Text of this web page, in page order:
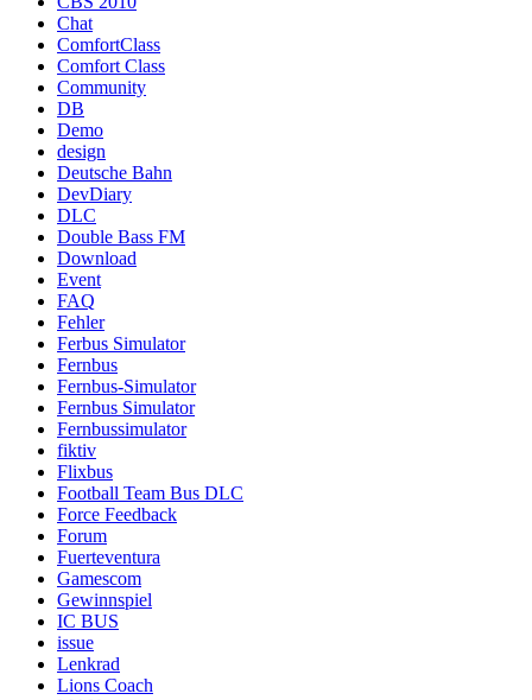
Chat
ComfortClass
Comfort Class
Community
DB
Demo
design
Deutsche Bahn
DevDiary
DLC
Double Bass FM
Download
Event
FAQ
Fehler
Ferbus Simulator
Fernbus
Fernbus-Simulator
Fernbus Simulator
Fernbussimulator
fiktiv
Flixbus
Football Team Bus DLC
Force Feedback
Forum
Fuerteventura
Gamescom
Gewinnspiel
IC BUS
issue
Lenkrad
Lions Coach